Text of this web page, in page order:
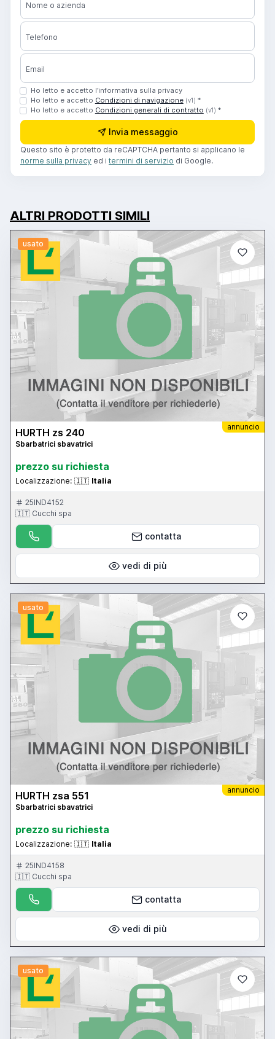
Nome o azienda
Telefono
Email
Ho letto e accetto l’informativa sulla privacy
Ho letto e accetto Condizioni di navigazione (v1) *
Ho letto e accetto Condizioni generali di contratto (v1) *
Invia messaggio
Questo sito è protetto da reCAPTCHA pertanto si applicano le
norme sulla privacy ed i termini di servizio di Google.
ALTRI PRODOTTI SIMILI
usato
annuncio
HURTH zs 240
Sbarbatrici sbavatrici
prezzo su richiesta
Localizzazione: 🇮🇹 Italia
25IND4152
🇮🇹 Cucchi spa
contatta
vedi di più
usato
annuncio
HURTH zsa 551
Sbarbatrici sbavatrici
prezzo su richiesta
Localizzazione: 🇮🇹 Italia
25IND4158
🇮🇹 Cucchi spa
contatta
vedi di più
usato